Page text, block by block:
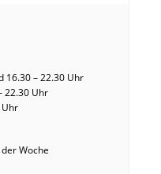
16.30 – 22.30 Uhr
22.30 Uhr
Uhr
Woche